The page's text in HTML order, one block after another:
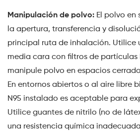
Manipulación de polvo: El polvo en
la apertura, transferencia y
principal ruta de inhalación. Utilice
media cara con filtros de partículas
manipule polvo en espacios
En entornos abiertos o al aire libre
N95 instalado es aceptable para
Utilice guantes de nitrilo (no de
una resistencia química